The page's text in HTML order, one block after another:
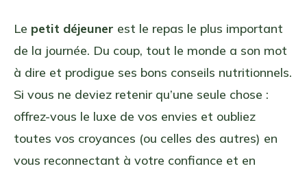
Le petit déjeuner est le repas le plus important
de la journée. Du coup, tout le monde a son mot
à dire et prodigue ses bons conseils nutritionnels.
Si vous ne deviez retenir qu’une seule chose :
offrez-vous le luxe de vos envies et oubliez
toutes vos croyances (ou celles des autres) en
vous reconnectant à votre confiance et en